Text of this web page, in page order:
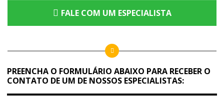
FALE COM UM ESPECIALISTA
PREENCHA O FORMULÁRIO ABAIXO PARA RECEBER O
CONTATO DE UM DE NOSSOS ESPECIALISTAS: